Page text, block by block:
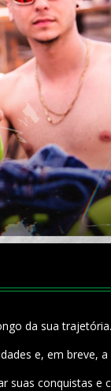
da sua trajetória.
e, em breve, a
suas conquistas e